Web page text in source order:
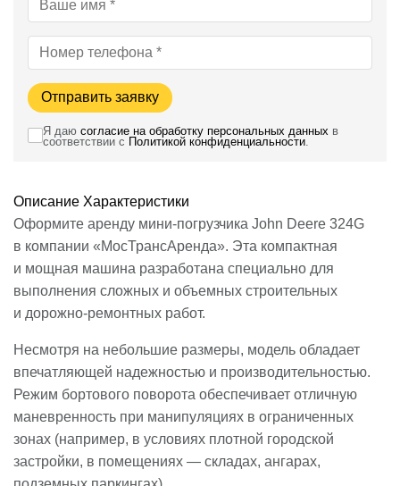
Отправить заявку
Я даю согласие на обработку персональных данных в
соответствии с Политикой конфиденциальности.
Описание Характеристики
Оформите аренду мини-погрузчика John Deere 324G
в компании «МосТрансАренда». Эта компактная
и мощная машина разработана специально для
выполнения сложных и объемных строительных
и дорожно-ремонтных работ.
Несмотря на небольшие размеры, модель обладает
впечатляющей надежностью и производительностью.
Режим бортового поворота обеспечивает отличную
маневренность при манипуляциях в ограниченных
зонах (например, в условиях плотной городской
застройки, в помещениях — складах, ангарах,